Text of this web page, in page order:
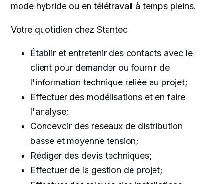
mode hybride ou en télétravail à temps pleins.
Votre quotidien chez Stantec
Établir et entretenir des contacts avec le
client pour demander ou fournir de
l'information technique reliée au projet;
Effectuer des modélisations et en faire
l'analyse;
Concevoir des réseaux de distribution
basse et moyenne tension;
Rédiger des devis techniques;
Effectuer de la gestion de projet;